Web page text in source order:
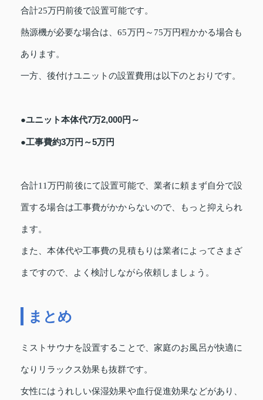
合計25万円前後で設置可能です。
熱源機が必要な場合は、65万円～75万円程かかる場合も
あります。
一方、後付けユニットの設置費用は以下のとおりです。
●ユニット本体代7万2,000円～
●工事費約3万円～5万円
合計11万円前後にて設置可能で、業者に頼まず自分で設
置する場合は工事費がかからないので、もっと抑えられ
ます。
また、本体代や工事費の見積もりは業者によってさまざ
まですので、よく検討しながら依頼しましょう。
まとめ
ミストサウナを設置することで、家庭のお風呂が快適に
なりリラックス効果も抜群です。
女性にはうれしい保湿効果や血行促進効果などがあり、